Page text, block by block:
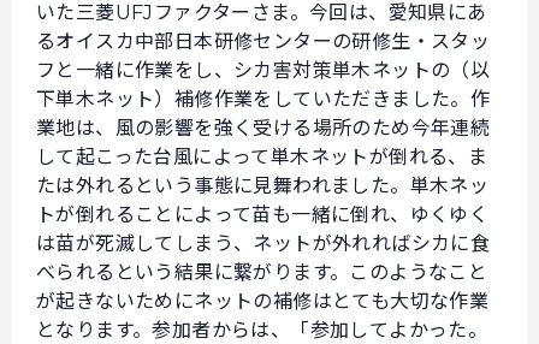
いた三菱UFJファクターさま。今回は、愛知県にあ
るオイスカ中部日本研修センターの研修生・スタッ
フと一緒に作業をし、シカ害対策単木ネットの（以
下単木ネット）補修作業をしていただきました。作
業地は、風の影響を強く受ける場所のため今年連続
して起こった台風によって単木ネットが倒れる、ま
たは外れるという事態に見舞われました。単木ネッ
トが倒れることによって苗も一緒に倒れ、ゆくゆく
は苗が死滅してしまう、ネットが外れればシカに食
べられるという結果に繋がります。このようなこと
が起きないためにネットの補修はとても大切な作業
となります。参加者からは、「参加してよかった。